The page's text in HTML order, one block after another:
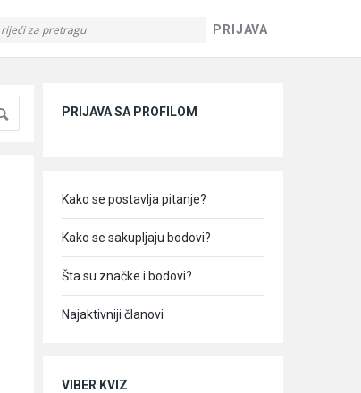
PRIJAVA
PRIJAVA SA PROFILOM
Kako se postavlja pitanje?
Kako se sakupljaju bodovi?
Šta su značke i bodovi?
Najaktivniji članovi
VIBER KVIZ